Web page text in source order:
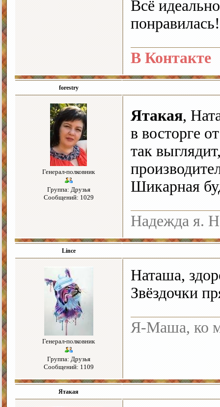
Всё
понравилась!
В Контакте
forestry
Генерал-полковник
Группа: Друзья
Сообщений: 1029
Ятакая,
в восторге
так
Шикарная
Надежда я.
Lince
Генерал-полковник
Группа: Друзья
Сообщений: 1109
Наташа,
Звёздочки
Я-Маша, ко
Ятакая